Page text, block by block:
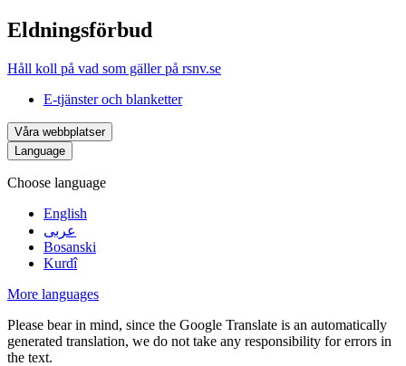
Eldningsförbud
Håll koll på vad som gäller på rsnv.se
E-tjänster och blanketter
Våra webbplatser
Language
Choose language
English
عربى
Bosanski
Kurdî
More languages
Please bear in mind, since the Google Translate is an automatically
generated translation, we do not take any responsibility for errors in
the text.